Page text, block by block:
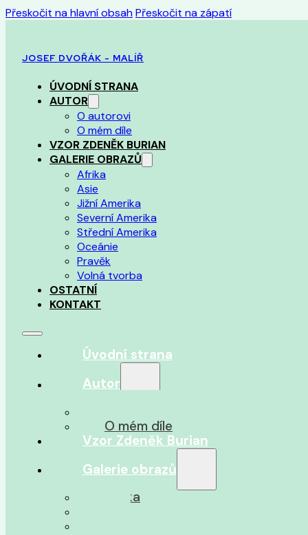
Přeskočit na hlavní obsahPřeskočit na zápatí
JOSEF DVOŘÁK - MALÍŘ
ÚVODNÍ STRANA
AUTOR
O autorovi
O mém díle
VZOR ZDENĚK BURIAN
GALERIE OBRAZŮ
Afrika
Asie
Jižní Amerika
Severní Amerika
Střední Amerika
Oceánie
Pravěk
Volná tvorba
OSTATNÍ
KONTAKT
Úvodní strana
Autor
O mém díle
Vzor Zdeněk Burian
Galerie obrazů
Afrika